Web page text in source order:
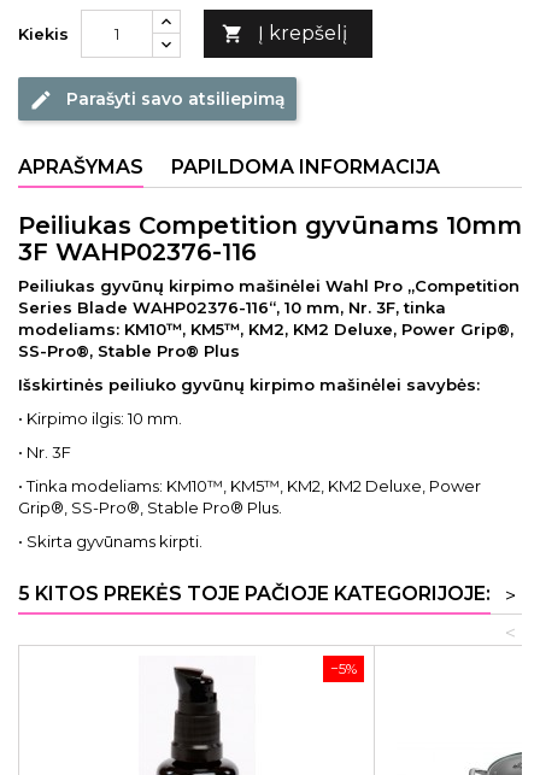
Kiekis  Į krepšelį
edit Parašyti savo atsiliepimą
APRAŠYMAS PAPILDOMA INFORMACIJA
Peiliukas Competition gyvūnams 10mm
3F WAHP02376-116
Peiliukas gyvūnų kirpimo mašinėlei Wahl Pro „Competition
Series Blade WAHP02376-116“, 10 mm, Nr. 3F, tinka
modeliams: KM10™, KM5™, KM2, KM2 Deluxe, Power Grip®,
SS-Pro®, Stable Pro® Plus
Išskirtinės peiliuko gyvūnų kirpimo mašinėlei savybės:
• Kirpimo ilgis: 10 mm.
• Nr. 3F
• Tinka modeliams: KM10™, KM5™, KM2, KM2 Deluxe, Power
Grip®, SS-Pro®, Stable Pro® Plus.
• Skirta gyvūnams kirpti.
5 KITOS PREKĖS TOJE PAČIOJE KATEGORIJOJE:
>
<
−5%